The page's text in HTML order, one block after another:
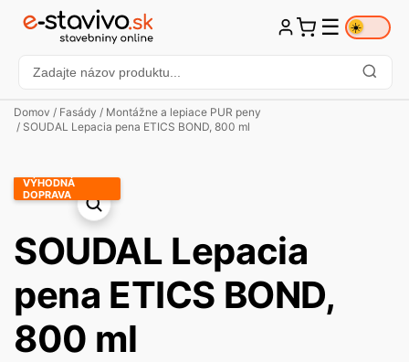
☰ ☀️
Domov / Fasády / Montážne a lepiace PUR peny
/ SOUDAL Lepacia pena ETICS BOND, 800 ml
VÝHODNÁ
DOPRAVA
SOUDAL Lepacia
pena ETICS BOND,
800 ml